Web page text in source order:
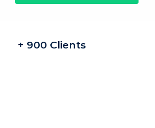
+ 900 Clients